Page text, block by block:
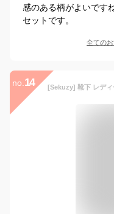
感のある柄がよいです
セットです。
全ての
no. 14